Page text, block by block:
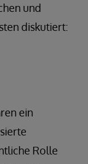
und
diskutiert:
ein
Rolle